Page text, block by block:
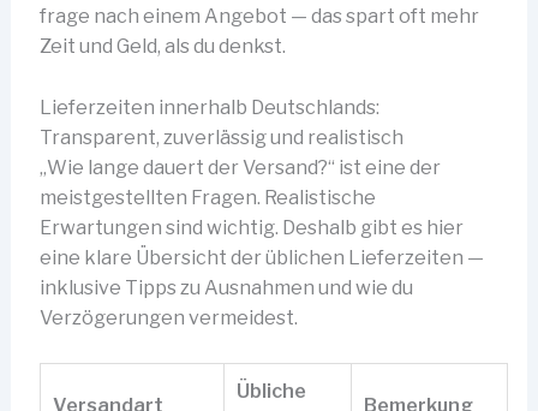
frage nach einem Angebot — das spart oft mehr
Zeit und Geld, als du denkst.
Lieferzeiten innerhalb Deutschlands:
Transparent, zuverlässig und realistisch
„Wie lange dauert der Versand?“ ist eine der
meistgestellten Fragen. Realistische
Erwartungen sind wichtig. Deshalb gibt es hier
eine klare Übersicht der üblichen Lieferzeiten —
inklusive Tipps zu Ausnahmen und wie du
Verzögerungen vermeidest.
Versandart
Übliche
Bemerkung